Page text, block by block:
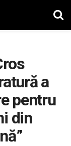
a
pentru
din